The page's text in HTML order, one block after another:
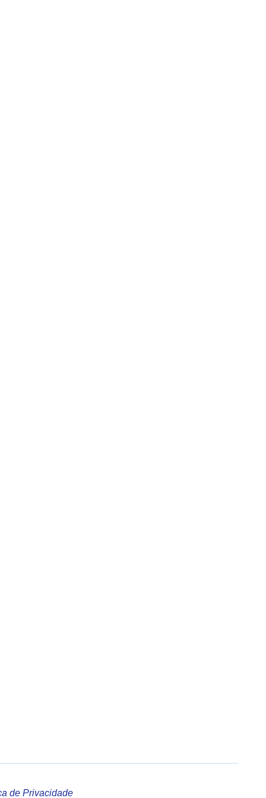
de Privacidade